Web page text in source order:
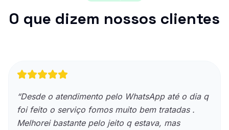
O que dizem nossos clientes
“Desde o atendimento pelo WhatsApp até o dia q
foi feito o serviço fomos muito bem tratadas .
Melhorei bastante pelo jeito q estava, mas